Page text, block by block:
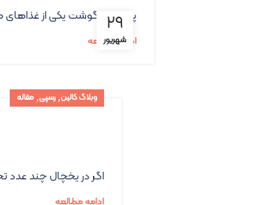
۲۹
شهریور
پیراشکی گوشت یکی از
ادامه مطالعه
وبلاگ کالین,رسپی,مقاله
اگر در یخچال چند عدد